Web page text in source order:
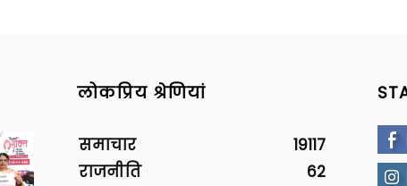
लोकप्रिय श्रेणियां
समाचार
19117
राजनीति
62